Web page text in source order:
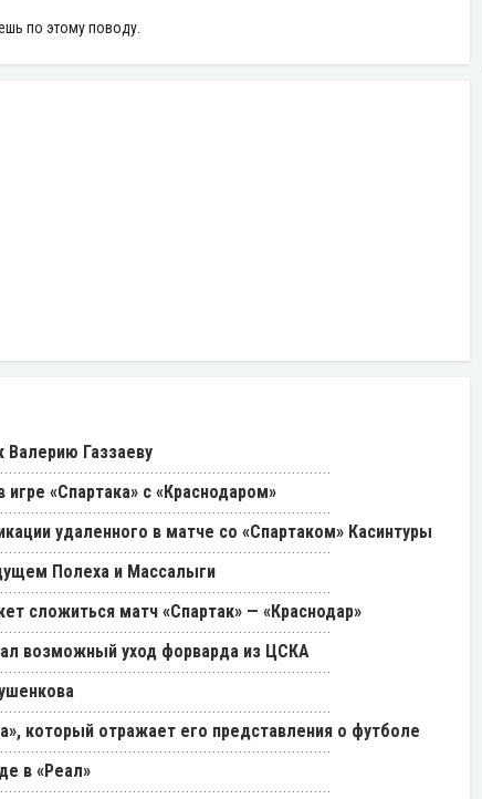
по этому поводу.
Газзаеву
«Спартака» с «Краснодаром»
удаленного в матче со «Спартаком» Касинтуры
Полеха и Массалыги
сложиться матч «Спартак» — «Краснодар»
возможный уход форварда из ЦСКА
который отражает его представления о футболе
в «Реал»